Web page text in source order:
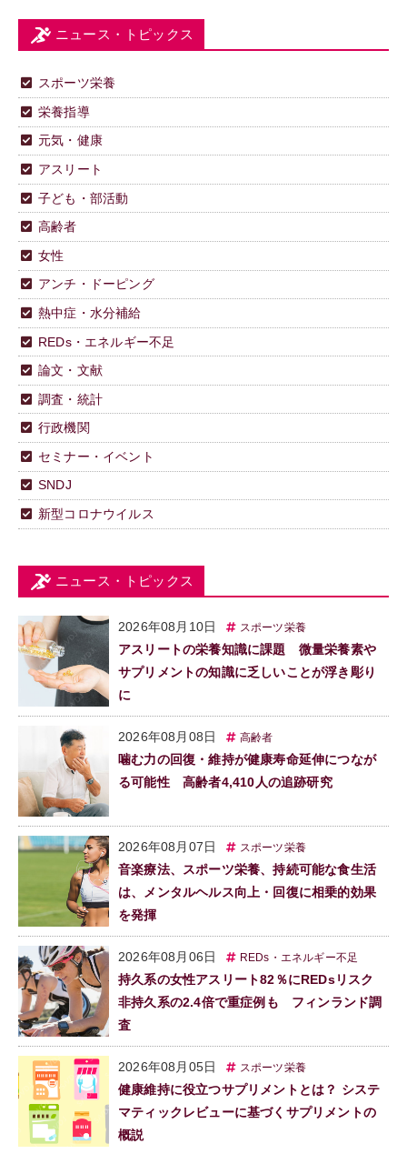
ニュース・トピックス
スポーツ栄養
栄養指導
元気・健康
アスリート
子ども・部活動
高齢者
女性
アンチ・ドーピング
熱中症・水分補給
REDs・エネルギー不足
論文・文献
調査・統計
行政機関
セミナー・イベント
SNDJ
新型コロナウイルス
ニュース・トピックス
2026年08月10日 スポーツ栄養
アスリートの栄養知識に課題 微量栄養素や
サプリメントの知識に乏しいことが浮き彫り
に
2026年08月08日 高齢者
噛む力の回復・維持が健康寿命延伸につなが
る可能性 高齢者4,410人の追跡研究
2026年08月07日 スポーツ栄養
音楽療法、スポーツ栄養、持続可能な食生活
は、メンタルヘルス向上・回復に相乗的効果
を発揮
2026年08月06日 REDs・エネルギー不足
持久系の女性アスリート82％にREDsリスク
非持久系の2.4倍で重症例も フィンランド調
査
2026年08月05日 スポーツ栄養
健康維持に役立つサプリメントとは？ システ
マティックレビューに基づくサプリメントの
概説